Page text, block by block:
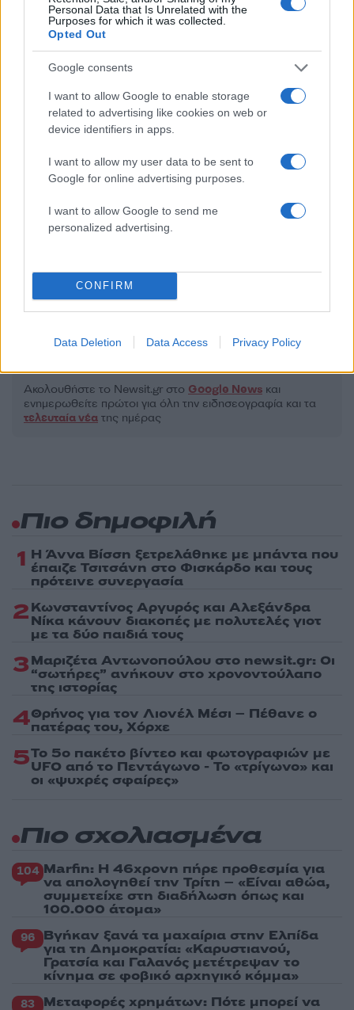
Personal Data that Is Unrelated with the
Purposes for which it was collected.
Opted Out
Google consents
I want to allow Google to enable storage
related to advertising like cookies on web or
device identifiers in apps.
I want to allow my user data to be sent to
Google for online advertising purposes.
I want to allow Google to send me
personalized advertising.
CONFIRM
Data Deletion Data Access Privacy Policy
Σχολίασε εδώ
50 /50
Υποβολή σχολίου
Πολιτική Απορρήτου&Όροι Χρήσηςτης Google.
Κόσμος
ΒΛΑΝΤΙΜΙΡ ΠΟΥΤΙΝ
ΚΙΝΑ
Share:
Ακολουθήστε το Νewsit.gr στο Google News και
ενημερωθείτε πρώτοι για όλη την ειδησεογραφία και τα
τελευταία νέα της ημέρας
Πιο δημοφιλή
1 Η Άννα Βίσση ξετρελάθηκε με μπάντα που
έπαιζε Τσιτσάνη στο Φισκάρδο και τους
πρότεινε συνεργασία
2Κωνσταντίνος Αργυρός και Αλεξάνδρα
Νίκα κάνουν διακοπές με πολυτελές γιοτ
με τα δύο παιδιά τους
3Μαριζέτα Αντωνοπούλου στο newsit.gr: Οι
“σωτήρες” ανήκουν στο χρονοντούλαπο
της ιστορίας
4Θρήνος για τον Λιονέλ Μέσι – Πέθανε ο
πατέρας του, Χόρχε
5Το 5ο πακέτο βίντεο και φωτογραφιών με
UFO από το Πεντάγωνο - Το «τρίγωνο» και
οι «ψυχρές σφαίρες»
Πιο σχολιασμένα
104 Marfin: Η 46χρονη πήρε προθεσμία για
να απολογηθεί την Τρίτη – «Είναι αθώα,
συμμετείχε στη διαδήλωση όπως και
100.000 άτομα»
96 Βγήκαν ξανά τα μαχαίρια στην Ελπίδα
για τη Δημοκρατία: «Καρυστιανού,
Γρατσία και Γαλανός μετέτρεψαν το
κίνημα σε φοβικό αρχηγικό κόμμα»
83 Μεταφορές χρημάτων: Πότε μπορεί να